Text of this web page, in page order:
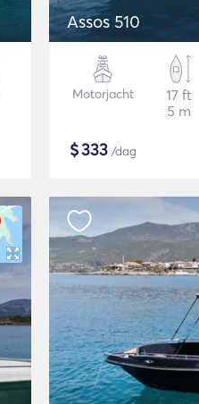
Assos 510
Motorjacht
17 ft
5 m
$333 /dag